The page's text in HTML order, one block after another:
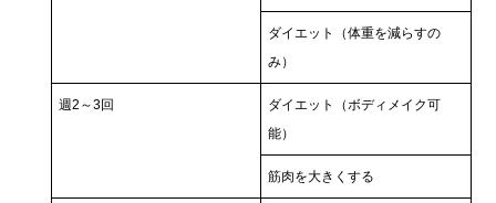
ダイエット（体重を減らすの
み）
週2～3回
ダイエット（ボディメイク可
能）
筋肉を大きくする